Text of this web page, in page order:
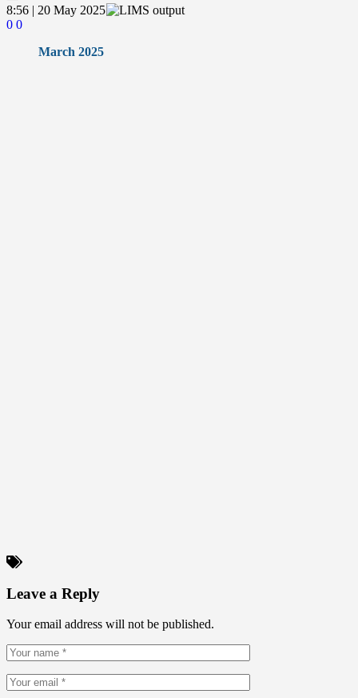
8:56 | 20 May 2025
0 0
March 2025
Leave a Reply
Your email address will not be published.